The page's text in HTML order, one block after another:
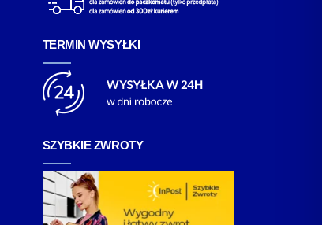
TERMIN WYSYŁKI
SZYBKIE ZWROTY